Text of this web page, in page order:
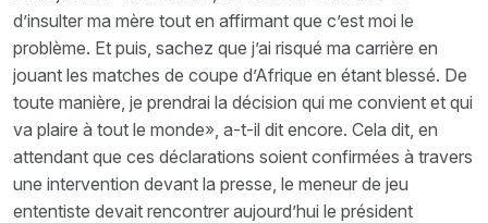
d’insulter ma mère tout en affirmant que c’est moi le
problème. Et puis, sachez que j’ai risqué ma carrière en
jouant les matches de coupe d’Afrique en étant blessé. De
toute manière, je prendrai la décision qui me convient et qui
va plaire à tout le monde», a-t-il dit encore. Cela dit, en
attendant que ces déclarations soient confirmées à travers
une intervention devant la presse, le meneur de jeu
ententiste devait rencontrer aujourd’hui le président